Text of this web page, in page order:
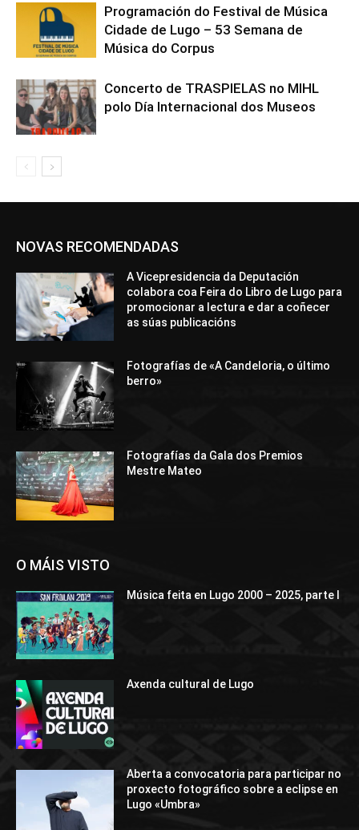
Programación do Festival de Música
Cidade de Lugo – 53 Semana de
Música do Corpus
Concerto de TRASPIELAS no MIHL
polo Día Internacional dos Museos
NOVAS RECOMENDADAS
A Vicepresidencia da Deputación
colabora coa Feira do Libro de Lugo para
promocionar a lectura e dar a coñecer
as súas publicacións
Fotografías de «A Candeloria, o último
berro»
Fotografías da Gala dos Premios
Mestre Mateo
O MÁIS VISTO
Música feita en Lugo 2000 – 2025, parte I
Axenda cultural de Lugo
Aberta a convocatoria para participar no
proxecto fotográfico sobre a eclipse en
Lugo «Umbra»